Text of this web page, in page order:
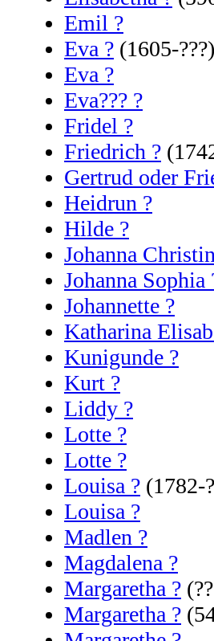
Emil ?
Eva ? (1605-???)
Eva ?
Eva??? ?
Fridel ?
Friedrich ?
Gertrud oder
Heidrun ?
Hilde ?
Johanna
Johanna Sophia
Johannette ?
Katharina
Kunigunde ?
Kurt ?
Liddy ?
Lotte ?
Lotte ?
Louisa ? (1782-
Louisa ?
Madlen ?
Magdalena ?
Margaretha ?
Margaretha ?